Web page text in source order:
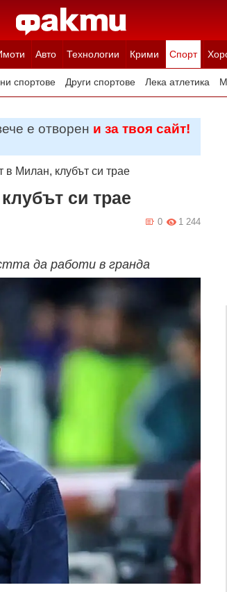
Авто Технологии Крими Спорт
спортове Други спортове Лека атлетика
е отворен и за твоя сайт!
в Милан, клубът си трае
си трае
1 244
0
да работи в гранда